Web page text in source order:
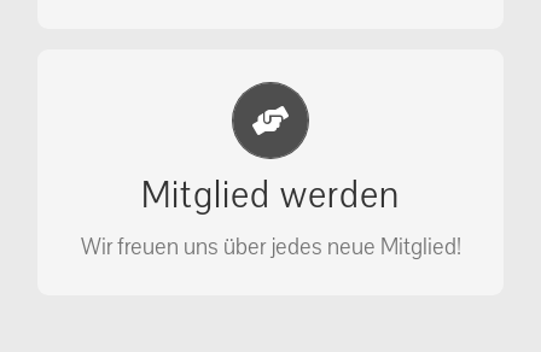
Mitglied werden
Wir freuen uns über jedes neue Mitglied!
Jetzt Mitglied werden
Unterstützen Sie unseren Verein als
Mitglied.
MITGLIED WERDEN